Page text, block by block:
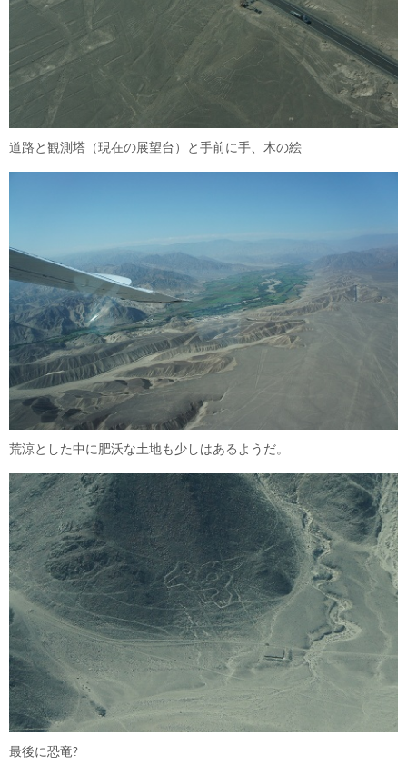
道路と観測塔（現在の展望台）と手前に手、木の絵
荒涼とした中に肥沃な土地も少しはあるようだ。
最後に恐竜?